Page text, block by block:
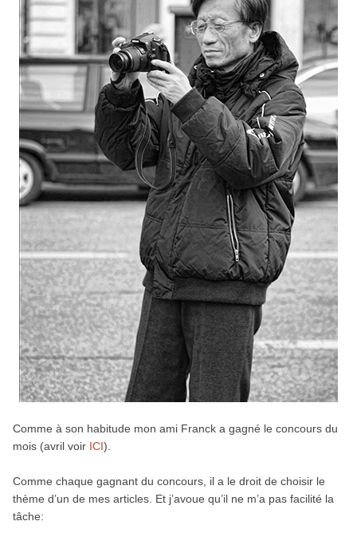
Comme à son habitude mon ami Franck a gagné le concours du
mois (avril voir ICI).
Comme chaque gagnant du concours, il a le droit de choisir le
thème d’un de mes articles. Et j’avoue qu’il ne m’a pas facilité la
tâche: